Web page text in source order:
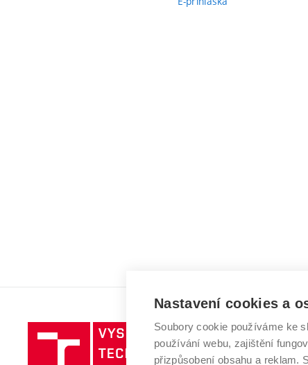
Vysoké
učení
Nastavení cookies a
Soubory cookie používáme ke
používání webu, zajištění
přizpůsobení obsahu a reklam.